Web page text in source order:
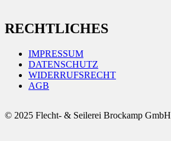
RECHTLICHES
IMPRESSUM
DATENSCHUTZ
WIDERRUFSRECHT
AGB
© 2025 Flecht- & Seilerei Brockamp GmbH